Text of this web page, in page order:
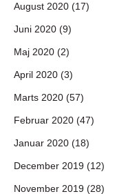
August 2020 (17)
Juni 2020 (9)
Maj 2020 (2)
April 2020 (3)
Marts 2020 (57)
Februar 2020 (47)
Januar 2020 (18)
December 2019 (12)
November 2019 (28)